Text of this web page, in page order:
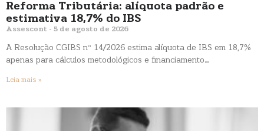
Reforma Tributária: alíquota padrão e
estimativa 18,7% do IBS
Assescont 5 de agosto de 2026
A Resolução CGIBS nº 14/2026 estima alíquota de IBS em 18,7%
apenas para cálculos metodológicos e financiamento…
Leia mais »